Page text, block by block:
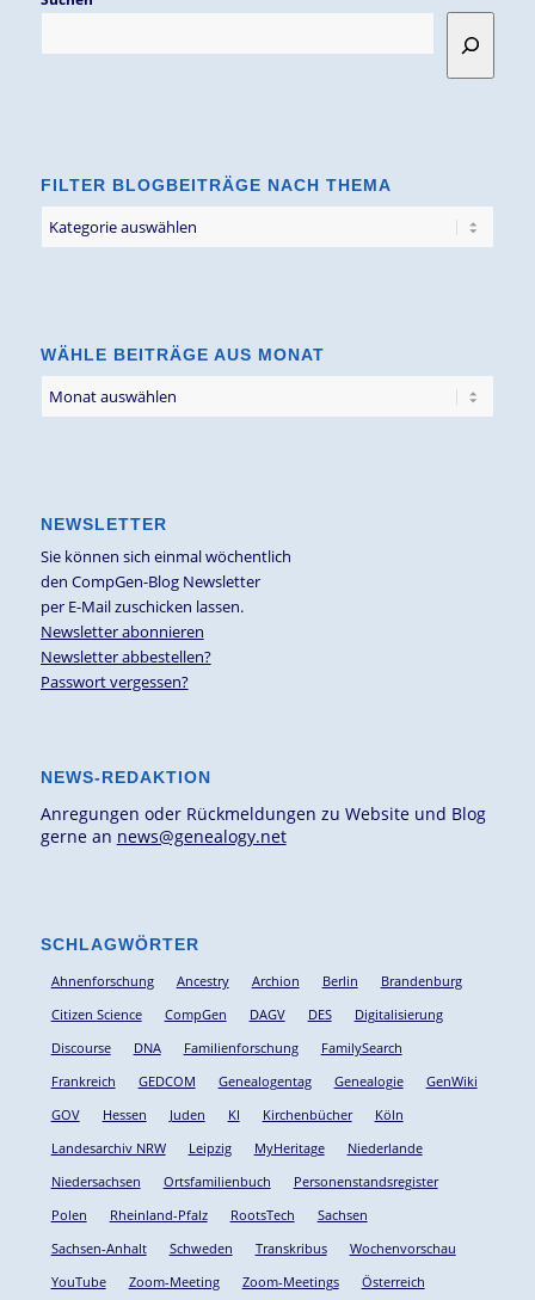
FILTER BLOGBEITRÄGE NACH THEMA
Blogbeiträge
WÄHLE BEITRÄGE AUS MONAT
NEWSLETTER
Sie können sich einmal wöchentlich
den CompGen-Blog Newsletter
per E-Mail zuschicken lassen.
Newsletter abonnieren
Newsletter abbestellen?
Passwort vergessen?
NEWS-REDAKTION
Anregungen oder Rückmeldungen zu Website und Blog
gerne an news@genealogy.net
SCHLAGWÖRTER
Ahnenforschung Ancestry Archion Berlin
Brandenburg
Citizen Science
CompGen DAGV DES
Digitalisierung
Discourse
DNA Familienforschung
FamilySearch
Frankreich
GEDCOM Genealogentag Genealogie
GenWiki
GOV
Hessen Juden KI Kirchenbücher
Köln
Landesarchiv NRW
Leipzig MyHeritage
Niederlande
Niedersachsen
Ortsfamilienbuch
Personenstandsregister
Polen
Rheinland-Pfalz RootsTech
Sachsen
Sachsen-Anhalt
Schweden Transkribus
Wochenvorschau
YouTube
Zoom-Meeting Zoom-Meetings Österreich